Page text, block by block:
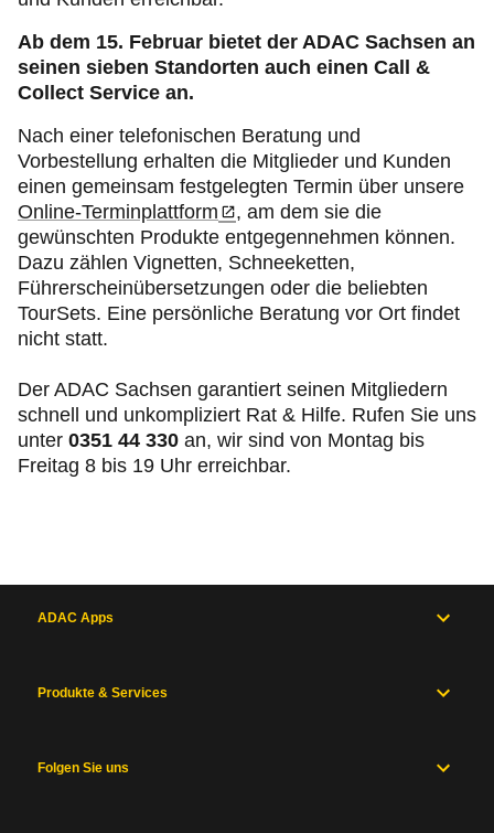
Ab dem 15. Februar bietet der ADAC Sachsen an
seinen sieben Standorten auch einen Call &
Collect Service an.
Nach einer telefonischen Beratung und
Vorbestellung erhalten die Mitglieder und Kunden
einen gemeinsam festgelegten Termin über unsere
Online-Terminplattform
, am dem sie die
gewünschten Produkte entgegennehmen können.
Dazu zählen Vignetten, Schneeketten,
Führerscheinübersetzungen oder die beliebten
TourSets. Eine persönliche Beratung vor Ort findet
nicht statt.
Der ADAC Sachsen garantiert seinen Mitgliedern
schnell und unkompliziert Rat & Hilfe. Rufen Sie uns
unter 0351 44 330 an, wir sind von Montag bis
Freitag 8 bis 19 Uhr erreichbar.
ADAC Apps
Produkte & Services
Folgen Sie uns